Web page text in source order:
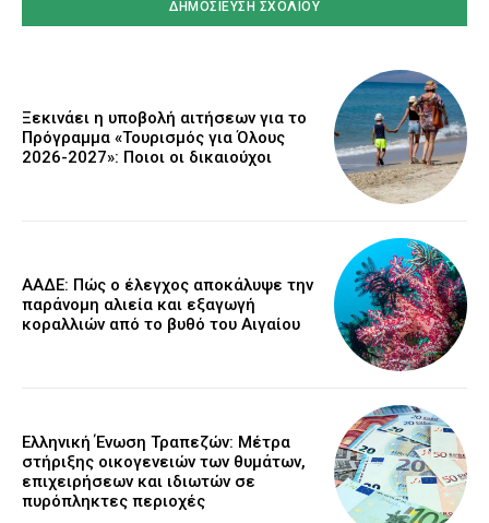
Ξεκινάει η υποβολή αιτήσεων για το
Πρόγραμμα «Τουρισμός για Όλους
2026-2027»: Ποιοι οι δικαιούχοι
ΑΑΔΕ: Πώς ο έλεγχος αποκάλυψε την
παράνομη αλιεία και εξαγωγή
κοραλλιών από το βυθό του Αιγαίου
Ελληνική Ένωση Τραπεζών: Μέτρα
στήριξης οικογενειών των θυμάτων,
επιχειρήσεων και ιδιωτών σε
πυρόπληκτες περιοχές